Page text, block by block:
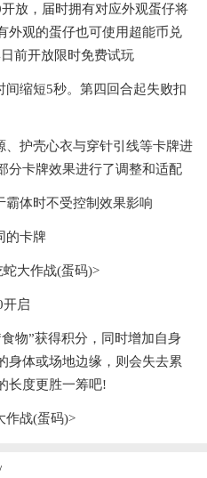
放，届时拥有对应外观蛋仔将
外观的蛋仔也可使用超能币兑
前开放限时免费试玩
缩短5秒。第四回合起失败扣
护壳心衣与穿针引线等卡牌进
分卡牌效果进行了调整和适配
霸体时不受控制效果影响
的卡牌
大作战(蛋码)>
开启
物”获得积分，同时增加自身
身体或场地边缘，则会失去累
长度更胜一筹吧!
作战(蛋码)>